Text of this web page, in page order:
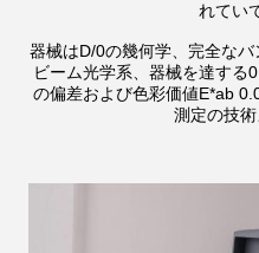
れてい
器械はD/0の幾何学、完全な
ビーム光学系、器械を達する
の偏差および色彩価値E*ab
測定の技